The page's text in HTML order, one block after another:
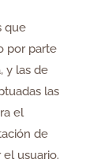
que
por parte
y las de
las
el
de
usuario.